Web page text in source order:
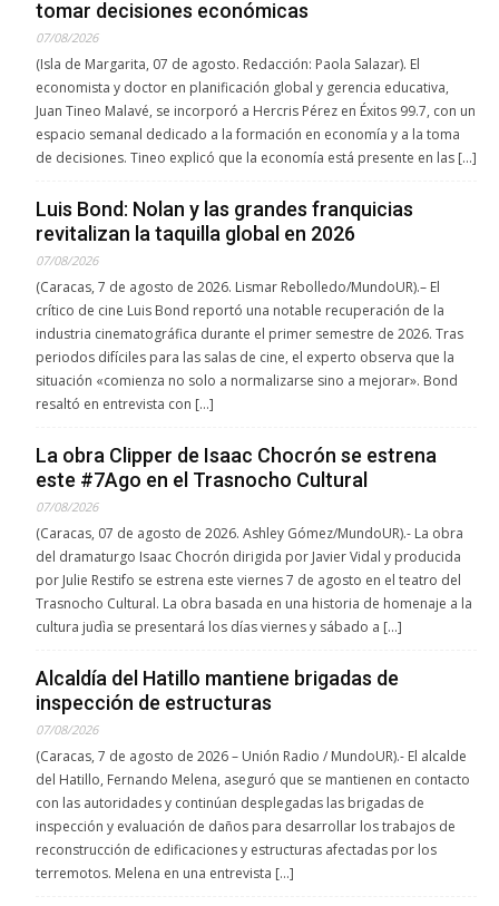
tomar decisiones económicas
07/08/2026
(Isla de Margarita, 07 de agosto. Redacción: Paola Salazar). El
economista y doctor en planificación global y gerencia educativa,
Juan Tineo Malavé, se incorporó a Hercris Pérez en Éxitos 99.7, con un
espacio semanal dedicado a la formación en economía y a la toma
de decisiones. Tineo explicó que la economía está presente en las […]
Luis Bond: Nolan y las grandes franquicias
revitalizan la taquilla global en 2026
07/08/2026
(Caracas, 7 de agosto de 2026. Lismar Rebolledo/MundoUR).– El
crítico de cine Luis Bond reportó una notable recuperación de la
industria cinematográfica durante el primer semestre de 2026. Tras
periodos difíciles para las salas de cine, el experto observa que la
situación «comienza no solo a normalizarse sino a mejorar». Bond
resaltó en entrevista con […]
La obra Clipper de Isaac Chocrón se estrena
este #7Ago en el Trasnocho Cultural
07/08/2026
(Caracas, 07 de agosto de 2026. Ashley Gómez/MundoUR).- La obra
del dramaturgo Isaac Chocrón dirigida por Javier Vidal y producida
por Julie Restifo se estrena este viernes 7 de agosto en el teatro del
Trasnocho Cultural. La obra basada en una historia de homenaje a la
cultura judìa se presentará los días viernes y sábado a […]
Alcaldía del Hatillo mantiene brigadas de
inspección de estructuras
07/08/2026
(Caracas, 7 de agosto de 2026 – Unión Radio / MundoUR).- El alcalde
del Hatillo, Fernando Melena, aseguró que se mantienen en contacto
con las autoridades y continúan desplegadas las brigadas de
inspección y evaluación de daños para desarrollar los trabajos de
reconstrucción de edificaciones y estructuras afectadas por los
terremotos. Melena en una entrevista […]